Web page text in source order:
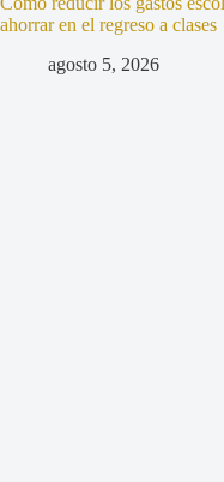
ahorrar en el regreso a clases
agosto 5, 2026